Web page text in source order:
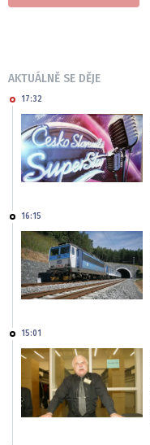
AKTUÁLNĚ SE DĚJE
17:32
16:15
15:01